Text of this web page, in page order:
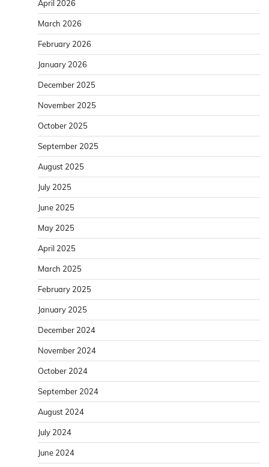
April 2026
March 2026
February 2026
January 2026
December 2025
November 2025
October 2025
September 2025
August 2025
July 2025
June 2025
May 2025
April 2025
March 2025
February 2025
January 2025
December 2024
November 2024
October 2024
September 2024
August 2024
July 2024
June 2024